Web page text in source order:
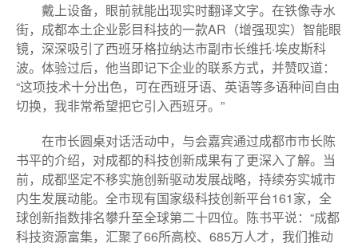
戴上设备，眼前就能出现实时翻译文字。在铁像寺水
街，成都本土企业影目科技的一款AR（增强现实）智能眼
镜，深深吸引了西班牙格拉纳达市副市长维托·埃皮斯科
波。体验过后，他当即记下企业的联系方式，并赞叹道：
“这项技术十分出色，可在西班牙语、英语等多语种间自由
切换，我非常希望把它引入西班牙。”
在市长圆桌对话活动中，与会嘉宾通过成都市市长陈
书平的介绍，对成都的科技创新成果有了更深入了解。当
前，成都坚定不移实施创新驱动发展战略，持续夯实城市
内生发展动能。全市现有国家级科技创新平台161家，全
球创新指数排名攀升至全球第二十四位。陈书平说：“成都
科技资源富集，汇聚了66所高校、685万人才，我们推动